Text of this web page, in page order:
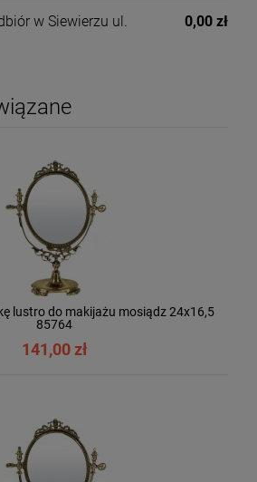
w Siewierzu ul.
0,00 zł
lustro do makijażu mosiądz 24x16,5
85764
141,00 zł